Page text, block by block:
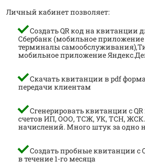
Личный кабинет позволяет:
Создать QR код на квитанции
Сбербанк (мобильное
терминалы
мобильное приложение
Скачать квитанции в pdf
передачи клиентам
Сгенерировать квитанции с
счетов ИП, ООО, ТСЖ, УК, ТСН,
начислений. Много штук за одно
Создать пробные квитанции с
в течение 1-го месяца